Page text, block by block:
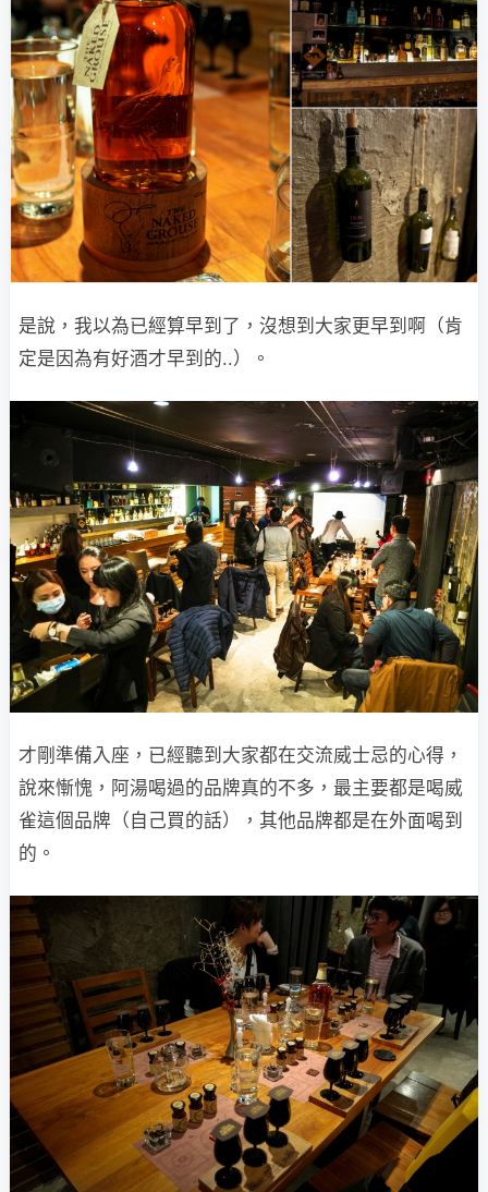
是說，我以為已經算早到了，沒想到大家更早到啊（肯
定是因為有好酒才早到的..）。
才剛準備入座，已經聽到大家都在交流威士忌的心得，
說來慚愧，阿湯喝過的品牌真的不多，最主要都是喝威
雀這個品牌（自己買的話），其他品牌都是在外面喝到
的。